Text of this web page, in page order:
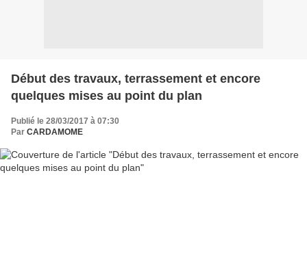
Début des travaux, terrassement et encore
quelques mises au point du plan
Publié le 28/03/2017 à 07:30
Par CARDAMOME